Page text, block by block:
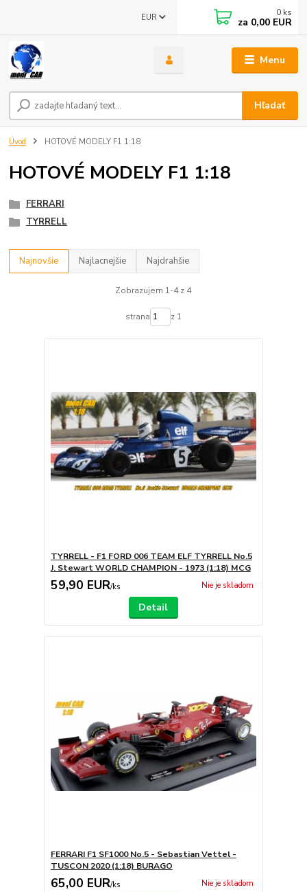
Menu
EUR
Hľadať
0 ks
za 0,00 EUR
Úvod HOTOVÉ MODELY F1 1:18
HOTOVÉ MODELY F1 1:18
FERRARI
TYRRELL
Najnovšie Najlacnejšie Najdrahšie
Zobrazujem 1-4 z 4
strana z 1
TYRRELL - F1 FORD 006 TEAM ELF TYRRELL No.5
J. Stewart WORLD CHAMPION - 1973 (1:18) MCG
59,90 EUR/ks Nie je skladom
Detail
FERRARI F1 SF1000 No.5 - Sebastian Vettel -
TUSCON 2020 (1:18) BURAGO
65,00 EUR/ks Nie je skladom